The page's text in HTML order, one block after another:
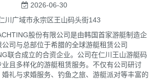
2026-06-30
川广域市永宗区王山码头街143
股份有限公司是由韩国首家游艇制造企
司与总部位于希腊的全球游艇租赁公司
联合成立的合资企业。公司在仁川王山游艇码
且多样化的游艇租赁服务。不仅有公司研讨
礼与求婚服务、钓鱼之旅、游艇派对等丰富的